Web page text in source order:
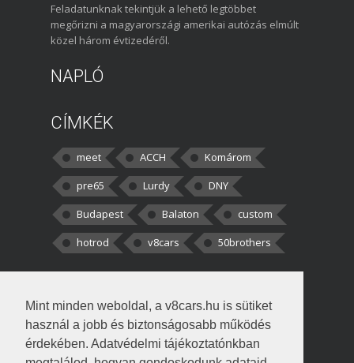
Mint minden weboldal, a v8cars.hu is sütiket
használ a jobb és biztonságosabb működés
érdekében. Adatvédelmi tájékoztatónkban
Feladatunknak tekintjük a lehető legtöbbet
megőrizni a magyarországi amerikai autózás elmúlt
közel három évtizedéről.
NAPLÓ
CÍMKÉK
meet ACCH
Komárom
pre65
Lurdy
DNY
Budapest
Balaton
custom
hotrod
v8cars 50brothers
kortisz:Elszúrtam! Én csak két
darabbaal számoltam. Nem tudtam, hogy fél autót,